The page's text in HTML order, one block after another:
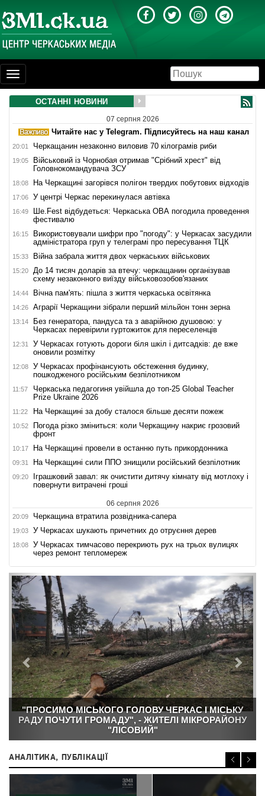
Toggle
navigation
ОСТАННІ НОВИНИ
07 серпня 2026
Читайте нас у Telegram. Підписуйтесь на наш канал
20:01 Черкащанин незаконно виловив 70 кілограмів риби
19:05
Військовий із Чорнобая отримав "Срібний хрест" від
Головнокомандувача ЗСУ
18:08 На Черкащині загорівся полігон твердих побутових відходів
17:06 У центрі Черкас перекинулася автівка
16:49
Ше.Fest відбудеться: Черкаська ОВА погодила проведення
фестивалю
16:15
Використовували шифри про "погоду": у Черкасах засудили
адміністратора груп у телеграмі про пересування ТЦК
15:33 Війна забрала життя двох черкаських військових
15:20
До 14 тисяч доларів за втечу: черкащанин організував
схему незаконного виїзду військовозобов'язаних
14:44 Вічна пам'ять: пішла з життя черкаська освітянка
14:26 Аграрії Черкащини зібрали перший мільйон тонн зерна
13:14
Без генератора, пандуса та з аварійною душовою: у
Черкасах перевірили гуртожиток для переселенців
12:31
У Черкасах готують дороги біля шкіл і дитсадків: де вже
оновили розмітку
12:08
У Черкасах профінансують обстеження будинку,
пошкодженого російським безпілотником
11:57
Черкаська педагогиня увійшла до топ-25 Global Teacher
Prize Ukraine 2026
11:22 На Черкащині за добу сталося більше десяти пожеж
10:52
Погода різко зміниться: коли Черкащину накриє грозовий
фронт
10:17 На Черкащині провели в останню путь прикордонника
09:31 На Черкащині сили ППО знищили російський безпілотник
09:20
Іграшковий завал: як очистити дитячу кімнату від мотлоху і
повернути витрачені гроші
06 серпня 2026
20:09 Черкащина втратила розвідника-сапера
19:03 У Черкасах шукають причетних до отруєння дерев
18:08
У Черкасах тимчасово перекриють рух на трьох вулицях
через ремонт тепломереж
"ПРОСИМО МІСЬКОГО ГОЛОВУ ЧЕРКАС І МІСЬКУ
РАДУ ПОЧУТИ ГРОМАДУ", - ЖИТЕЛІ МІКРОРАЙОНУ
"ЛІСОВИЙ"
Назад
АНАЛІТИКА, ПУБЛІКАЦІЇ